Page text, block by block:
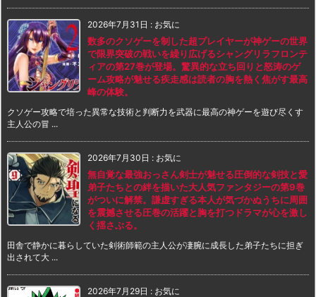
2026年7月31日 : お気に
数多のクソゲーを制した超プレイヤーが神ゲーの世界
で限界突破の戦いを繰り広げるシャングリラフロンテ
ィアの第27巻が登場。驚異的な立ち回りと怒涛のゲ
ーム攻略が魅せる疾走感は読者の胸を熱く焦がす最高
峰の体験。
クソゲー攻略で培った異常な技術と判断力を武器に最高の神ゲーを遊び尽くす
主人公の冒 ...
2026年7月30日 : お気に
無自覚な最強おっさん剣士が魅せる圧倒的な剣技と愛
弟子たちとの絆を描いた大人気ファンタジーの第9巻
がついに解禁。謙虚すぎる本人が気づかぬうちに周囲
を震撼させる圧巻の活躍と胸を打つドラマが心を激し
く揺さぶる。
田舎で静かに暮らしていた剣術師範の主人公が凄腕に成長した弟子たちに担ぎ
出されて大 ...
2026年7月29日 : お気に